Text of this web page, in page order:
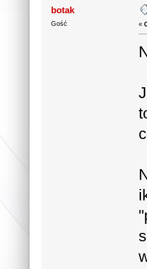
botak
Gość «